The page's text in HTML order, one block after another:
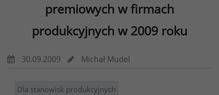
premiowych w firmach
produkcyjnych w 2009 roku
30.09.2009 Michał Mudel
Dla stanowisk produkcyjnych